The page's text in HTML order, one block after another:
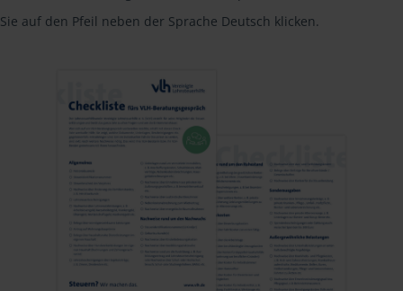
Sie auf den Pfeil neben der Sprache Deutsch klicken.